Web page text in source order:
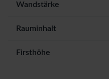
Wandstärke
Rauminhalt
Firsthöhe